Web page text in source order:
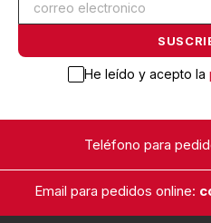
He leído y acepto la
Teléfono para
Email para pedidos online: